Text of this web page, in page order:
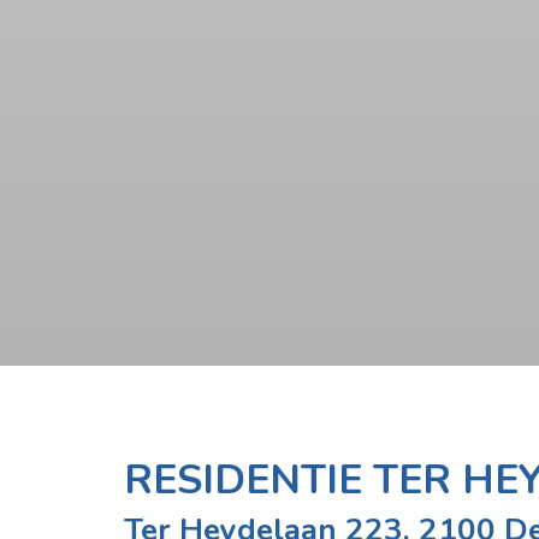
RESIDENTIE TER
Ter Heydelaan 223, 2100